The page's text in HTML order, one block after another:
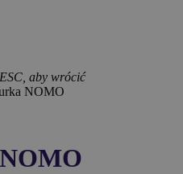
aby wrócić
NOMO